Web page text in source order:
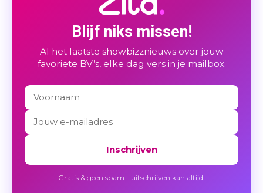
Blijf niks missen!
Al het laatste showbizznieuws over jouw
favoriete BV’s, elke dag vers in je mailbox.
Inschrijven
Gratis & geen spam - uitschrijven kan altijd.